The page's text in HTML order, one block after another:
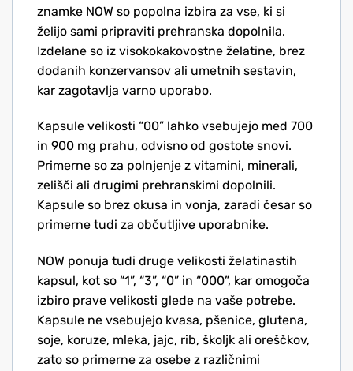
znamke NOW so popolna izbira za vse, ki si
želijo sami pripraviti prehranska dopolnila.
Izdelane so iz visokokakovostne želatine, brez
dodanih konzervansov ali umetnih sestavin,
kar zagotavlja varno uporabo.
Kapsule velikosti “00” lahko vsebujejo med 700
in 900 mg prahu, odvisno od gostote snovi.
Primerne so za polnjenje z vitamini, minerali,
zelišči ali drugimi prehranskimi dopolnili.
Kapsule so brez okusa in vonja, zaradi česar so
primerne tudi za občutljive uporabnike.
NOW ponuja tudi druge velikosti želatinastih
kapsul, kot so “1”, “3”, “0” in “000”, kar omogoča
izbiro prave velikosti glede na vaše potrebe.
Kapsule ne vsebujejo kvasa, pšenice, glutena,
soje, koruze, mleka, jajc, rib, školjk ali oreščkov,
zato so primerne za osebe z različnimi